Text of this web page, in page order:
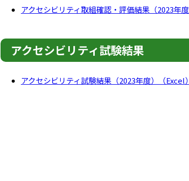
アクセシビリティ取組確認・評価結果（2023年度
アクセシビリティ試験結果
アクセシビリティ試験結果（2023年度）（Excel）